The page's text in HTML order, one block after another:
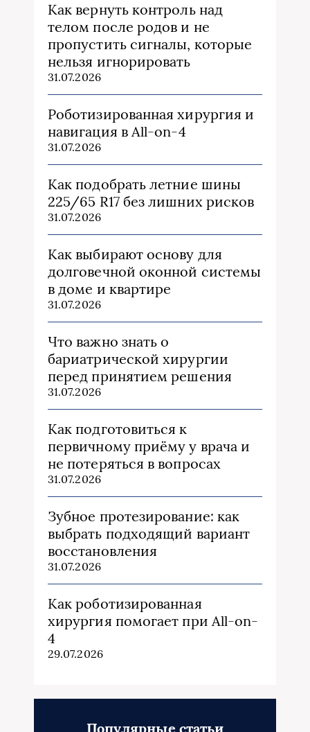
Как вернуть контроль над
телом после родов и не
пропустить сигналы, которые
нельзя игнорировать
31.07.2026
Роботизированная хирургия и
навигация в All-on-4
31.07.2026
Как подобрать летние шины
225/65 R17 без лишних рисков
31.07.2026
Как выбирают основу для
долговечной оконной системы
в доме и квартире
31.07.2026
Что важно знать о
бариатрической хирургии
перед принятием решения
31.07.2026
Как подготовиться к
первичному приёму у врача и
не потеряться в вопросах
31.07.2026
Зубное протезирование: как
выбрать подходящий вариант
восстановления
31.07.2026
Как роботизированная
хирургия помогает при All-on-
4
29.07.2026
Популярные статьи